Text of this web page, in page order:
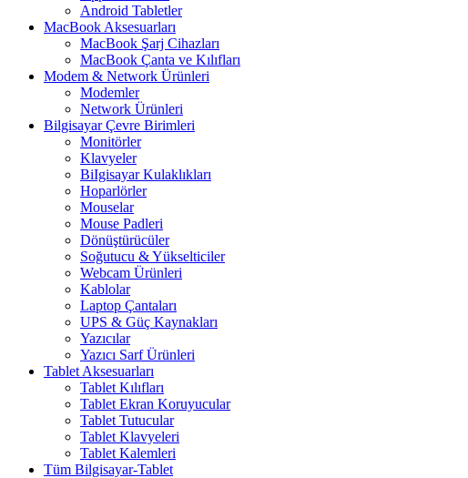
Android Tabletler
MacBook Aksesuarları
MacBook Şarj Cihazları
MacBook Çanta ve Kılıfları
Modem & Network Ürünleri
Modemler
Network Ürünleri
Bilgisayar Çevre Birimleri
Monitörler
Klavyeler
BiIgisayar Kulaklıkları
Hoparlörler
Mouselar
Mouse Padleri
Dönüştürücüler
Soğutucu & Yükselticiler
Webcam Ürünleri
Kablolar
Laptop Çantaları
UPS & Güç Kaynakları
Yazıcılar
Yazıcı Sarf Ürünleri
Tablet Aksesuarları
Tablet Kılıfları
Tablet Ekran Koruyucular
Tablet Tutucular
Tablet Klavyeleri
Tablet Kalemleri
Tüm Bilgisayar-Tablet